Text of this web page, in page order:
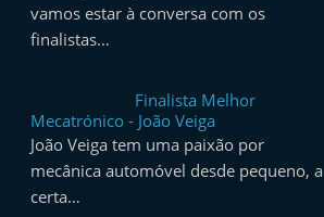
m
e
e
vamos estar à conversa com os
finalistas…
Finalista Melhor
Mecatrónico - João Veiga
João Veiga tem uma paixão por
mecânica automóvel desde pequeno, a
certa…